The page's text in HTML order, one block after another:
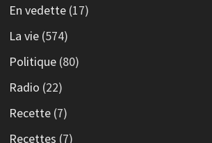
En vedette(17)
La vie(574)
Politique(80)
Radio (22)
Recette(7)
Recettes (7)